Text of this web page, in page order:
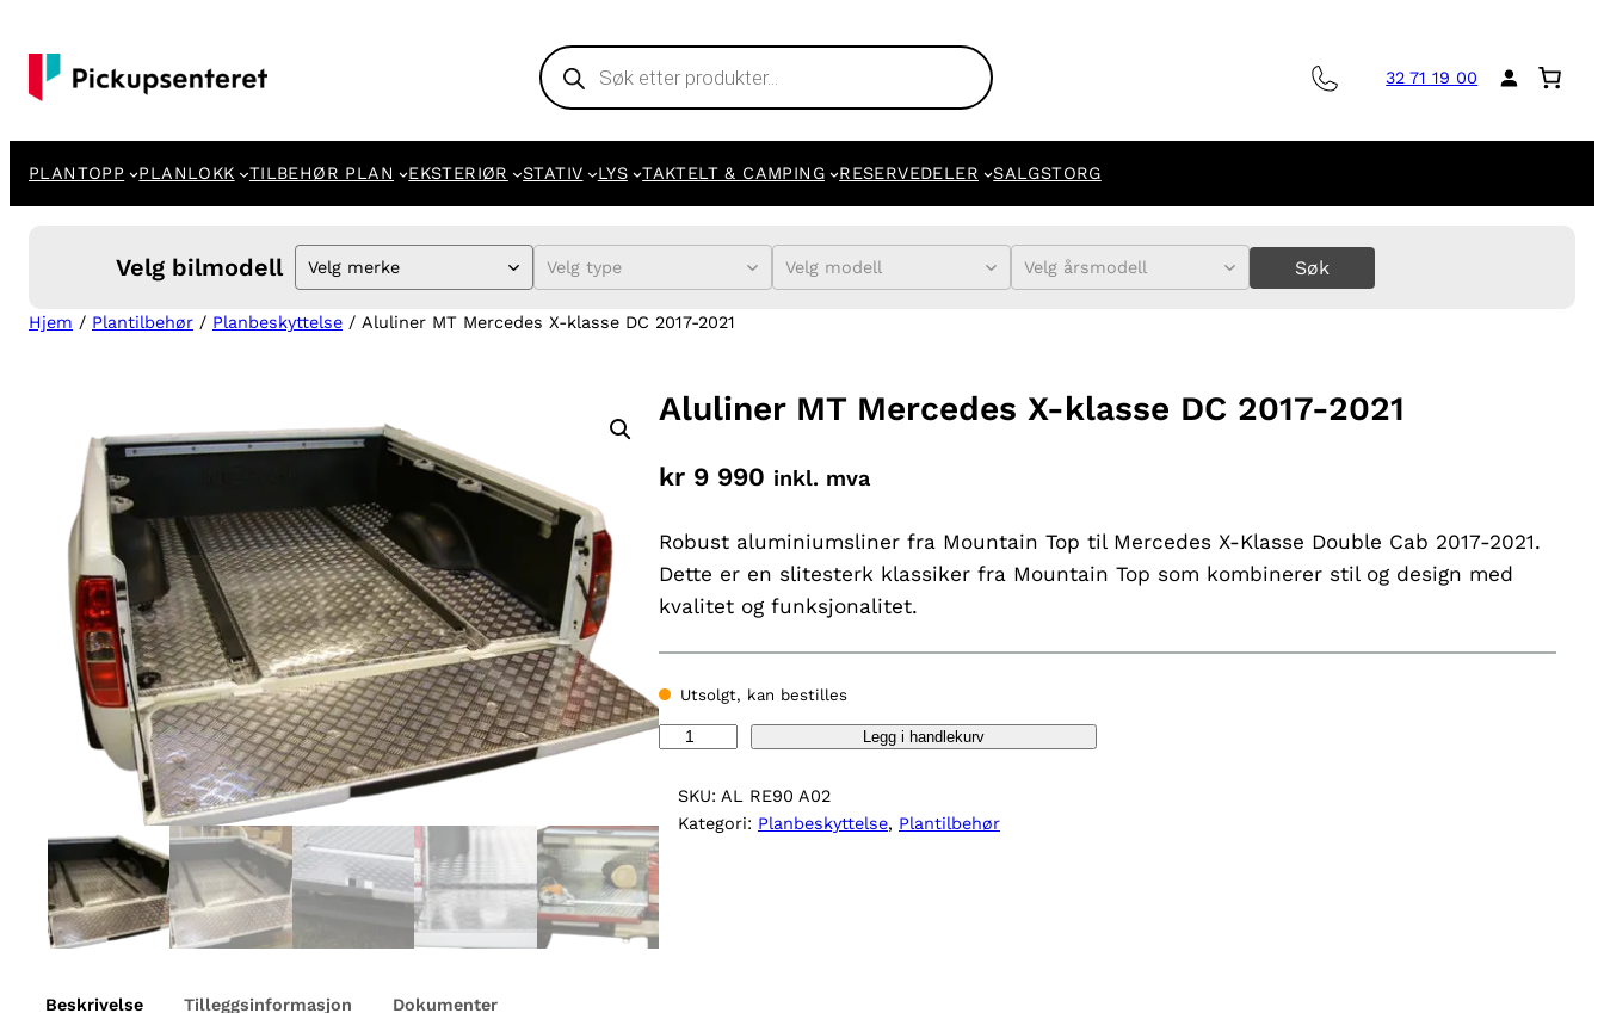
innhold
Products
search
32 71 19 00
PLANTOPP PLANLOKK TILBEHØR PLAN EKSTERIØR STATIV LYS TAKTELT & CAMPING RESERVEDELER SALGSTORG
Velg bilmodell Velg merke Velg type Velg modell Velg årsmodell Søk
Hjem / Plantilbehør / Planbeskyttelse / Aluliner MT Mercedes X-klasse DC 2017-2021
Aluliner MT Mercedes X-klasse DC 2017-2021
kr 9 990 inkl. mva
Robust aluminiumsliner fra Mountain Top til Mercedes X-Klasse Double Cab 2017-2021.
Dette er en slitesterk klassiker fra Mountain Top som kombinerer stil og design med
kvalitet og funksjonalitet.
Utsolgt, kan bestilles
i
e
r
Legg i handlekurv
SKU: AL RE90 A02
Kategori: Planbeskyttelse, Plantilbehør
Beskrivelse Tilleggsinformasjon Dokumenter